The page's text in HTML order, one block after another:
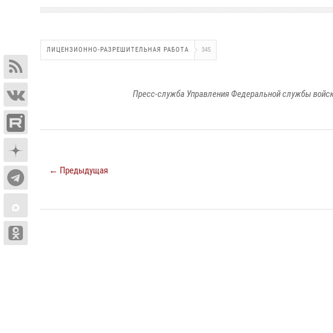
ЛИЦЕНЗИОННО-РАЗРЕШИТЕЛЬНАЯ РАБОТА 345
Пресс-служба Управления Федеральной службы
← Предыдущая